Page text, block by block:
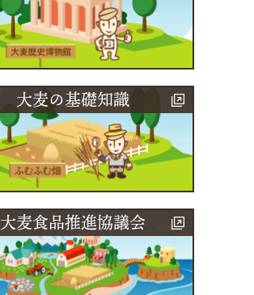
大麦の基礎知識
大麦食品推進協議会